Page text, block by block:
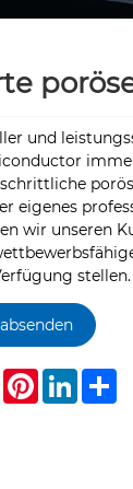
und
eigenes
wir unseren
stellen.
PinterestLinkedIn